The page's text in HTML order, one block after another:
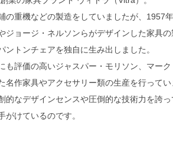
の重機などの製造をしていましたが、1957
ジョージ・ネルソンらがデザインした家具
ントンチェアを独自に生み出しました。
も評価の高いジャスパー・モリソン、マー
名作家具やアクセサリー類の生産を行ってい
的なデザインセンスや圧倒的な技術力を誇
がけているのです。